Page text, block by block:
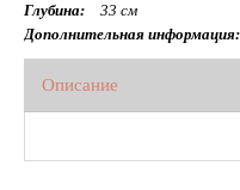
Глубина:
33 см
Дополнительная информация:
Описание